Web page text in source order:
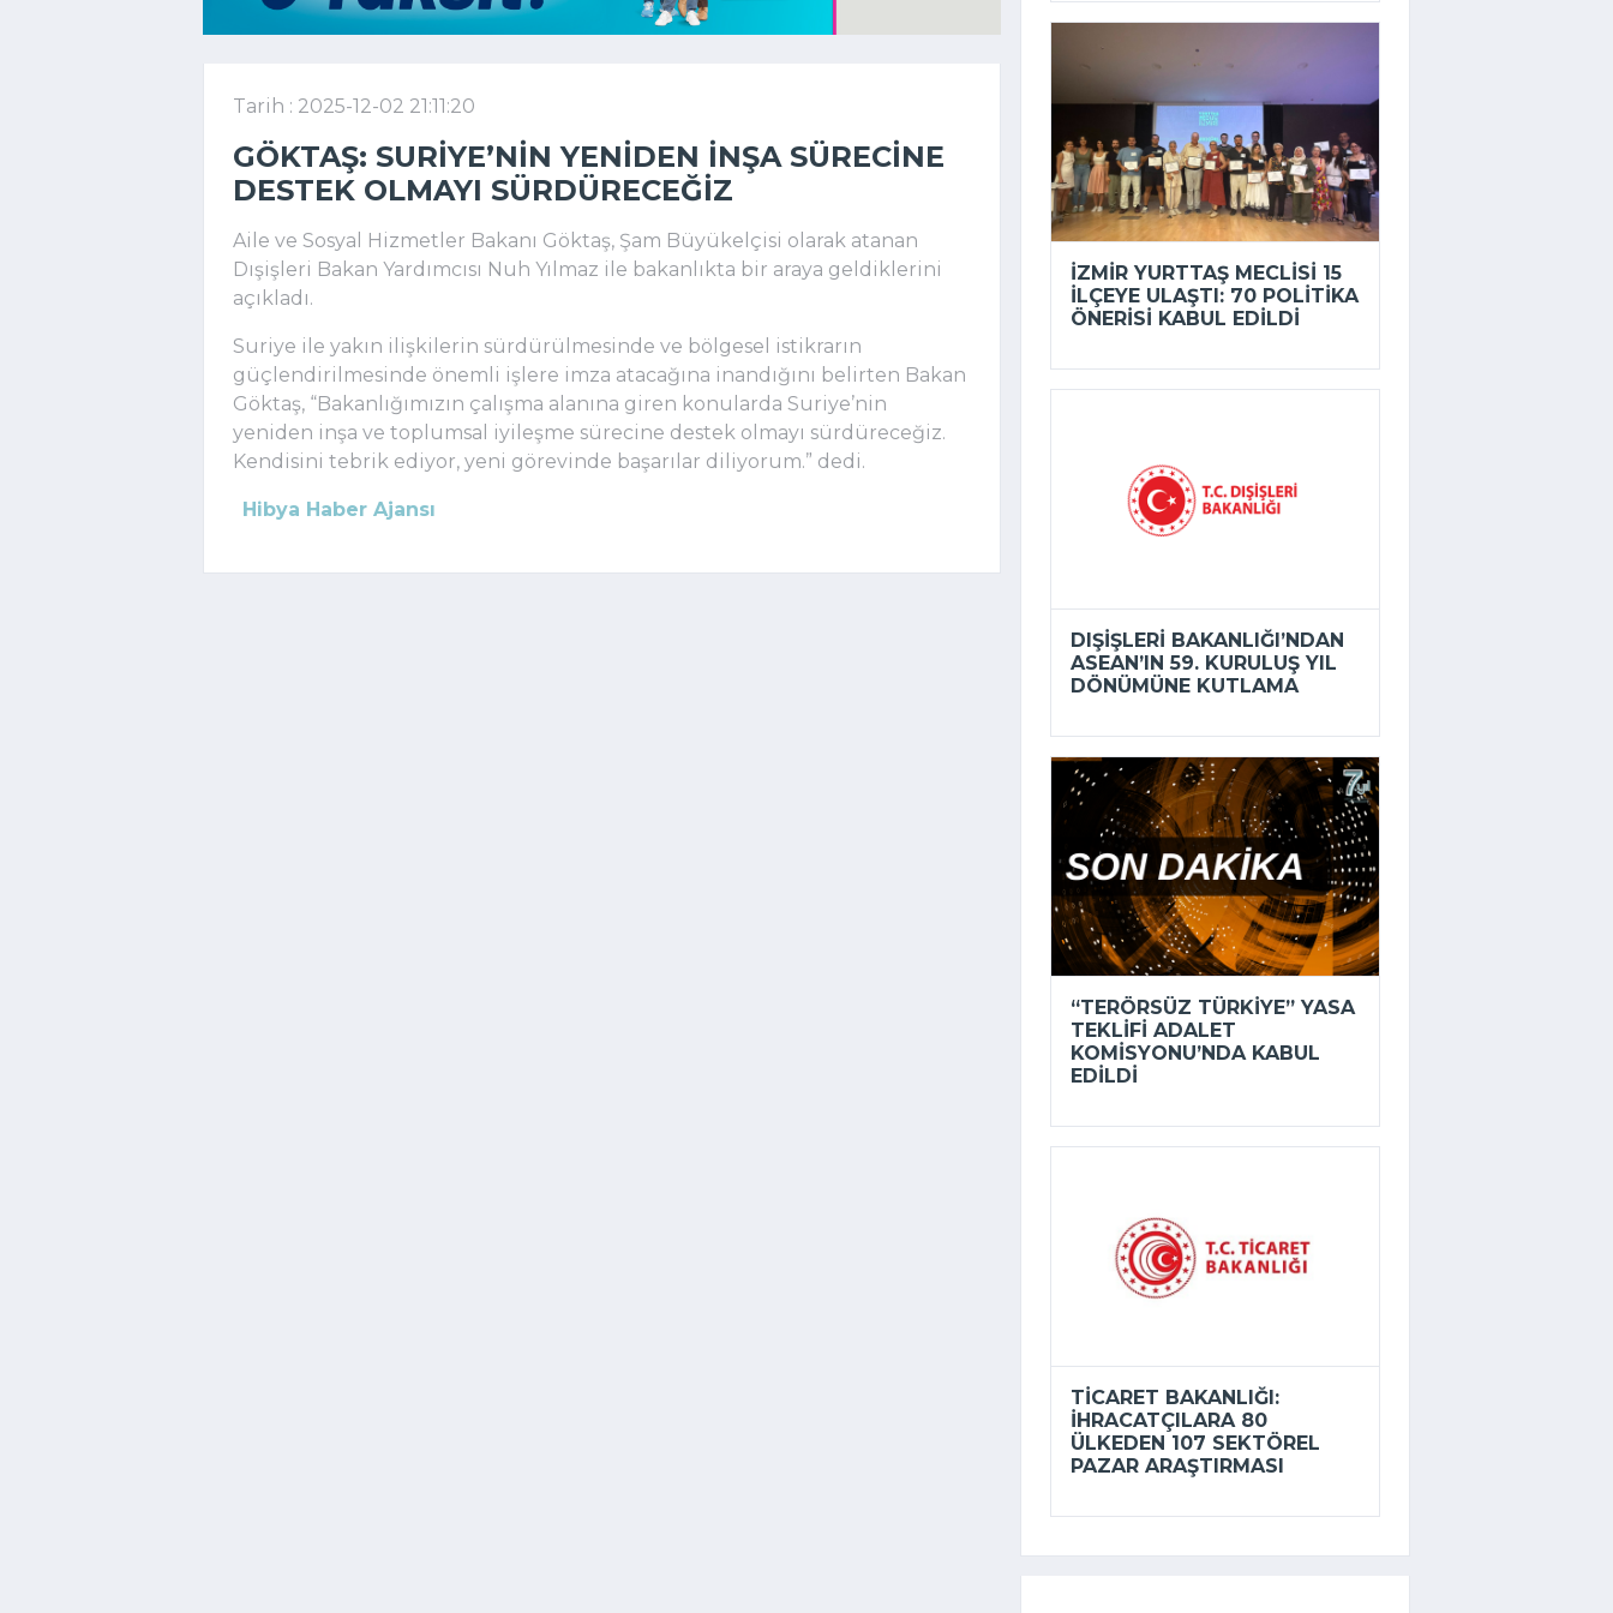
Tarih : 2025-12-02 21:11:20
GÖKTAŞ: SURIYE’NIN YENIDEN INŞA SÜRECINE
DESTEK OLMAYI SÜRDÜRECEĞIZ
Aile ve Sosyal Hizmetler Bakanı Göktaş, Şam Büyükelçisi olarak atanan
Dışişleri Bakan Yardımcısı Nuh Yılmaz ile bakanlıkta bir araya geldiklerini
açıkladı.
Suriye ile yakın ilişkilerin sürdürülmesinde ve bölgesel istikrarın
güçlendirilmesinde önemli işlere imza atacağına inandığını belirten Bakan
Göktaş, “Bakanlığımızın çalışma alanına giren konularda Suriye’nin
yeniden inşa ve toplumsal iyileşme sürecine destek olmayı sürdüreceğiz.
Kendisini tebrik ediyor, yeni görevinde başarılar diliyorum.” dedi.
Hibya Haber Ajansı
İZMIR YURTTAŞ MECLISI 15
ILÇEYE ULAŞTI: 70 POLITIKA
ÖNERISI KABUL EDILDI
DIŞIŞLERI BAKANLIĞI’NDAN
ASEAN’IN 59. KURULUŞ YIL
DÖNÜMÜNE KUTLAMA
“TERÖRSÜZ TÜRKIYE” YASA
TEKLIFI ADALET
KOMISYONU’NDA KABUL
EDILDI
TICARET BAKANLIĞI:
İHRACATÇILARA 80
ÜLKEDEN 107 SEKTÖREL
PAZAR ARAŞTIRMASI